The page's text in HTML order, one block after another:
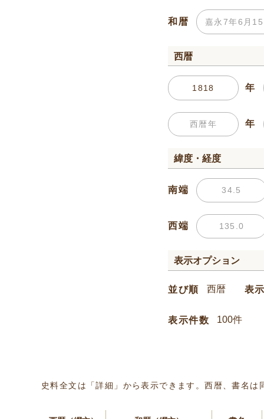
和暦
西暦
年
年
緯度・経度
南端
西端
表示オプション
並び順 表
表示件数
史料全文は「詳細」から表示できます。西暦、書名